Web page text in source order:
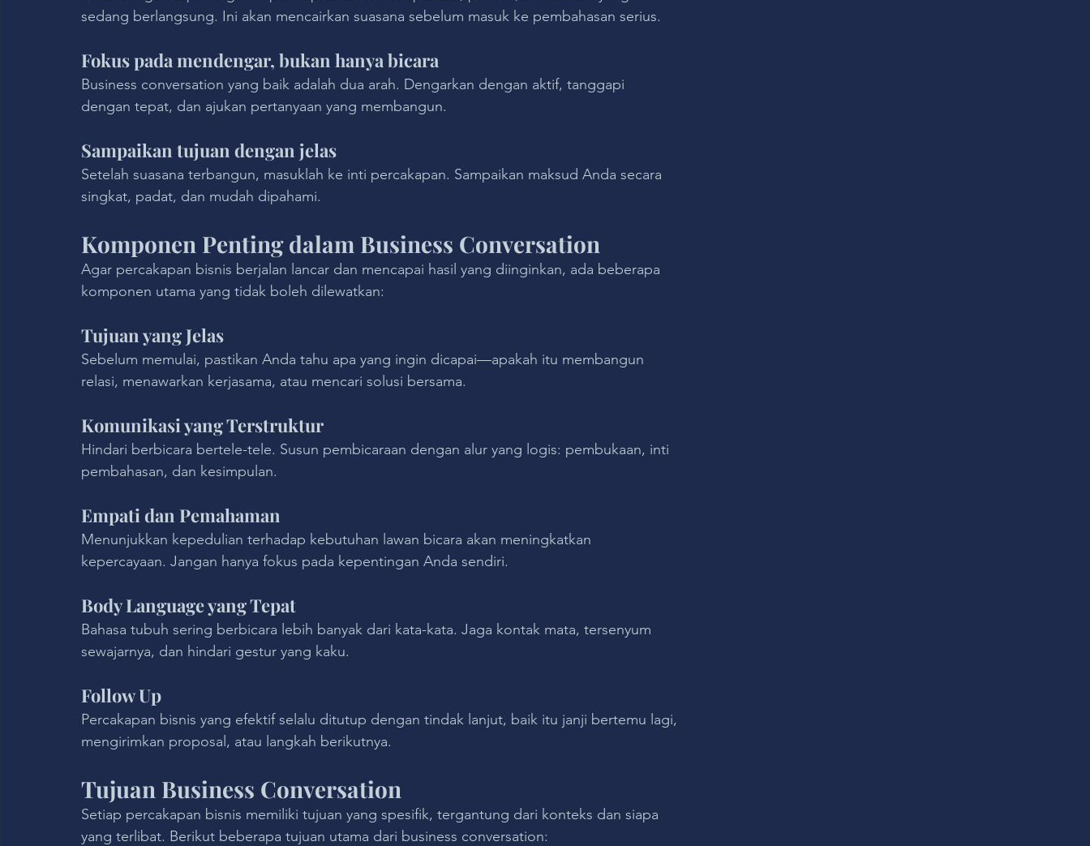
sedang berlangsung. Ini akan mencairkan suasana sebelum masuk ke pembahasan serius.
Fokus pada mendengar, bukan hanya bicara
Business conversation yang baik adalah dua arah. Dengarkan dengan aktif, tanggapi
dengan tepat, dan ajukan pertanyaan yang membangun.
Sampaikan tujuan dengan jelas
Setelah suasana terbangun, masuklah ke inti percakapan. Sampaikan maksud Anda secara
singkat, padat, dan mudah dipahami.
Komponen Penting dalam Business Conversation
Agar percakapan bisnis berjalan lancar dan mencapai hasil yang diinginkan, ada beberapa
komponen utama yang tidak boleh dilewatkan:
Tujuan yang Jelas
Sebelum memulai, pastikan Anda tahu apa yang ingin dicapai—apakah itu membangun
relasi, menawarkan kerjasama, atau mencari solusi bersama.
Komunikasi yang Terstruktur
Hindari berbicara bertele-tele. Susun pembicaraan dengan alur yang logis: pembukaan, inti
pembahasan, dan kesimpulan.
Empati dan Pemahaman
Menunjukkan kepedulian terhadap kebutuhan lawan bicara akan meningkatkan
kepercayaan. Jangan hanya fokus pada kepentingan Anda sendiri.
Body Language yang Tepat
Bahasa tubuh sering berbicara lebih banyak dari kata-kata. Jaga kontak mata, tersenyum
sewajarnya, dan hindari gestur yang kaku.
Follow Up
Percakapan bisnis yang efektif selalu ditutup dengan tindak lanjut, baik itu janji bertemu lagi,
mengirimkan proposal, atau langkah berikutnya.
Tujuan Business Conversation
Setiap percakapan bisnis memiliki tujuan yang spesifik, tergantung dari konteks dan siapa
yang terlibat. Berikut beberapa tujuan utama dari business conversation: